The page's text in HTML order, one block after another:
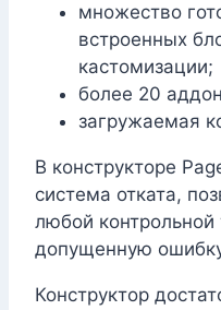
множество
встроенных
кастомизации;
более 20
загружаемая
В конструкторе
система отката,
любой контрольной
допущенную
Конструктор